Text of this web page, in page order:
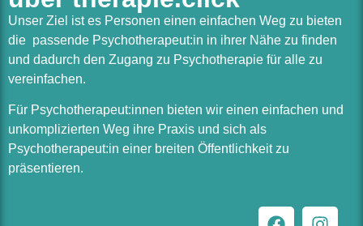
Unser Ziel ist es Personen einen einfachen Weg zu bieten
die passende Psychotherapeut:in in ihrer Nähe zu finden
und dadurch den Zugang zu Psychotherapie für alle zu
vereinfachen.
Für Psychotherapeut:innen bieten wir einen einfachen und
unkomplizierten Weg ihre Praxis und sich als
Psychotherapeut:in einer breiten Öffentlichkeit zu
präsentieren.